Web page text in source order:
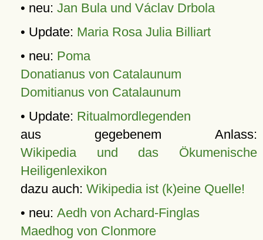
• neu: Jan Bula und Václav Drbola
• Update: Maria Rosa Julia Billiart
• neu: Poma
Donatianus von Catalaunum
Domitianus von Catalaunum
• Update: Ritualmordlegenden
aus gegebenem Anlass:
Wikipedia und das Ökumenische
Heiligenlexikon
dazu auch: Wikipedia ist (k)eine Quelle!
• neu: Aedh von Achard-Finglas
Maedhog von Clonmore